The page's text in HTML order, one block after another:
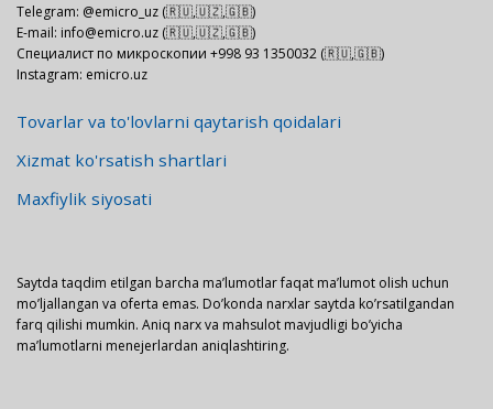
Telegram: @emicro_uz (🇷🇺,🇺🇿,🇬🇧)
E-mail: info@emicro.uz (🇷🇺,🇺🇿,🇬🇧)
Специалист по микроскопии +998 93 1350032 (🇷🇺,🇬🇧)
Instagram: emicro.uz
Tovarlar va to'lovlarni qaytarish qoidalari
Xizmat ko'rsatish shartlari
Maxfiylik siyosati
Saytda taqdim etilgan barcha ma’lumotlar faqat ma’lumot olish uchun
mo’ljallangan va oferta emas. Do’konda narxlar saytda ko’rsatilgandan
farq qilishi mumkin. Aniq narx va mahsulot mavjudligi bo’yicha
ma’lumotlarni menejerlardan aniqlashtiring.